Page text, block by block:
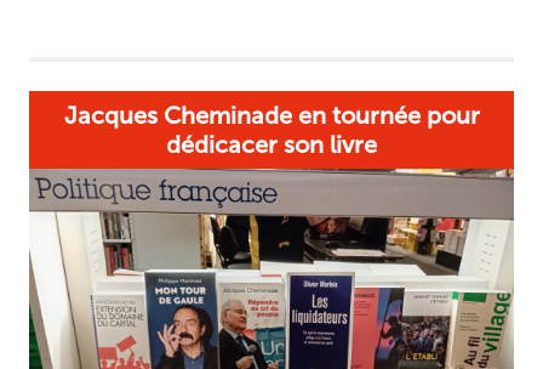
Jacques Cheminade en tournée pour
dédicacer son livre